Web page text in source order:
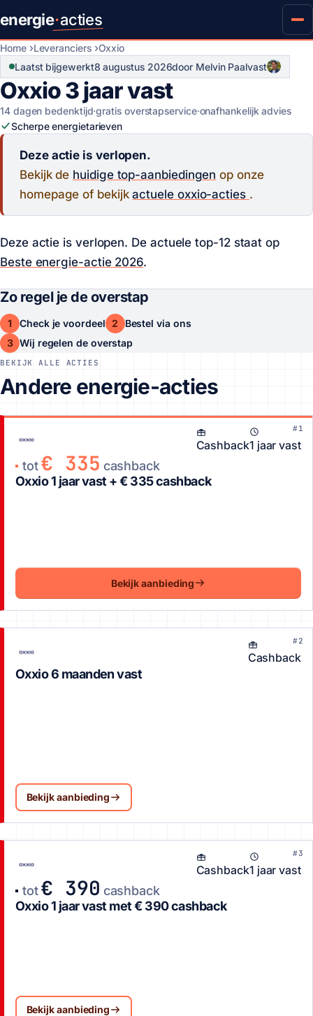
energie·acties
Home Leveranciers
Oxxio
Laatst bijgewerkt8 augustus 2026door Melvin Paalvast
Oxxio 3 jaar vast
14 dagen bedenktijd·gratis overstapservice·onafhankelijk advies
Scherpe energietarieven
Deze actie is verlopen.
Bekijk de huidige top-aanbiedingen op onze
homepage of bekijkactuele oxxio-acties .
Deze actie is verlopen. De actuele top-12 staat op
Beste energie-actie 2026.
Zo regel je de overstap
1 Check je voordeel 2
Bestel via ons
3 Wij regelen de overstap
BEKIJK ALLE ACTIES
Andere energie-acties
#1
Cashback1 jaar vast
tot € 335 cashback
Oxxio 1 jaar vast + € 335 cashback
Bekijk aanbieding
#2
Cashback
Oxxio 6 maanden vast
Bekijk aanbieding
#3
Cashback1 jaar vast
tot € 390 cashback
Oxxio 1 jaar vast met € 390 cashback
Bekijk aanbieding